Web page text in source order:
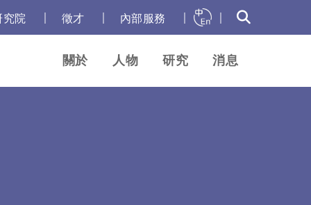
究院 徵才 內部服務
關於 人物 研究 消息